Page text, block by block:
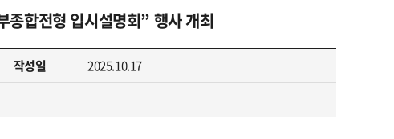
친인척 채용현황
조직도
전화번호 안내
종합전형 입시설명회” 행사 개최
작성일
2025.10.17